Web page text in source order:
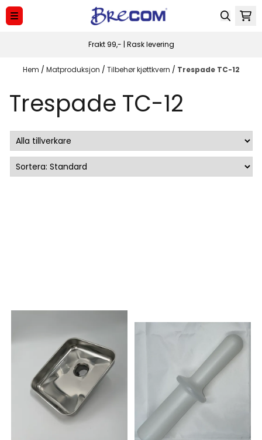
Hoppa till innehåll
Frakt 99,- | Rask levering
Hem / Matproduksjon / Tilbehør kjøttkvern / Trespade TC-12
Trespade TC-12